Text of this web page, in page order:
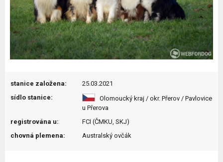
stanice založena:
25.03.2021
sídlo stanice:
Olomoucký kraj / okr. Přerov / Pavlovice
u Přerova
registrována u:
FCI (ČMKU, SKJ)
chovná plemena:
Australský ovčák